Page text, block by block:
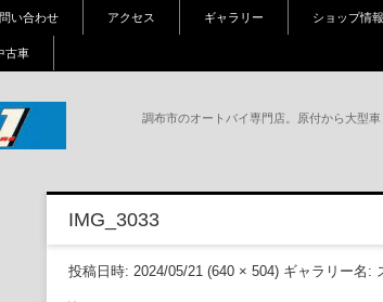
崎、
調布市のオートバイ専門店。原付から大型
い合わせ アクセス ギャラリー ショップ情報
古車
IMG_3033
投稿日時: 2024/05/21 (640 × 504) ギャラリー名: